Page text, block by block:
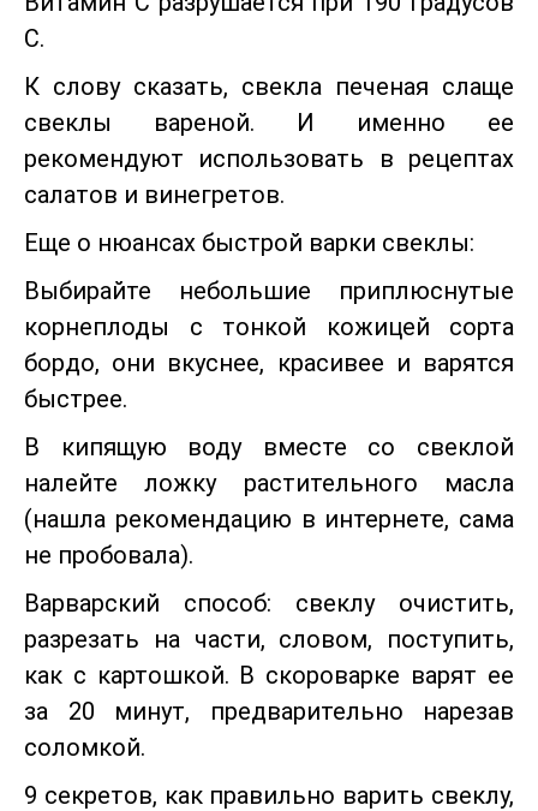
C.
К слову сказать, свекла печеная слаще
свеклы вареной. И именно ее
рекомендуют использовать в рецептах
салатов и винегретов.
Еще о нюансах быстрой варки свеклы:
Выбирайте небольшие приплюснутые
корнеплоды с тонкой кожицей сорта
бордо, они вкуснее, красивее и варятся
быстрее.
В кипящую воду вместе со свеклой
налейте ложку растительного масла
(нашла рекомендацию в интернете, сама
не пробовала).
Варварский способ: свеклу очистить,
разрезать на части, словом, поступить,
как с картошкой. В скороварке варят ее
за 20 минут, предварительно нарезав
соломкой.
9 секретов, как правильно варить свеклу,